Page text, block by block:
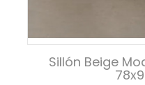
Sillón Beige